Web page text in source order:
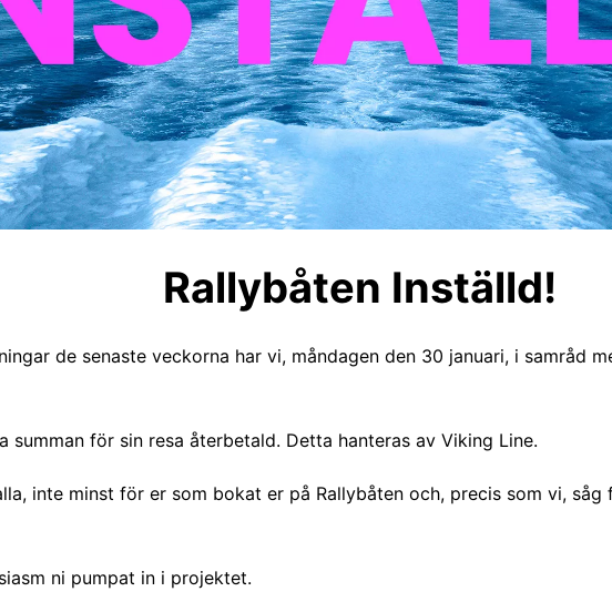
Rallybåten Inställd!
de senaste veckorna har vi, måndagen den 30 januari, i samråd
summan för sin resa återbetald. Detta hanteras av Viking Line.
inte minst för er som bokat er på Rallybåten och, precis som vi,
ni pumpat in i projektet.